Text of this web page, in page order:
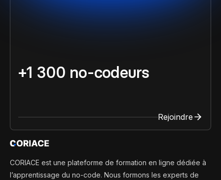
+1 300 no-codeurs
Rejoindre
CORIACE est une plateforme de formation en ligne dédiée à
l’apprentissage du no-code. Nous formons les experts de